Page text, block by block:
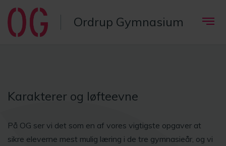
Ordrup Gymnasium
Karakterer og løfteevne
På OG ser vi det som en af vores vigtigste opgaver at
sikre eleverne mest mulig læring i de tre gymnasieår, og vi